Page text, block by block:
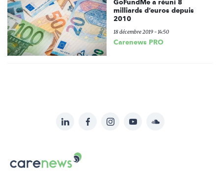
GoFundMe a réuni 8
milliards d’euros depuis
2010
18 décembre 2019 - 14:50
Carenews PRO
sur:
LinkedInFacebookInstagramYouTubeSoundcloud
Carenews,
Le